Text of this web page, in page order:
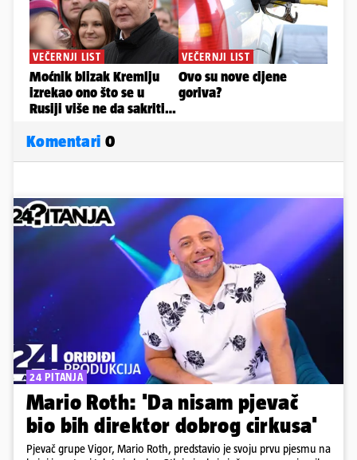
Komentari 0
24 PITANJA
Mario Roth: 'Da nisam pjevač
bio bih direktor dobrog cirkusa'
Pjevač grupe Vigor, Mario Roth, predstavio je svoju prvu pjesmu na